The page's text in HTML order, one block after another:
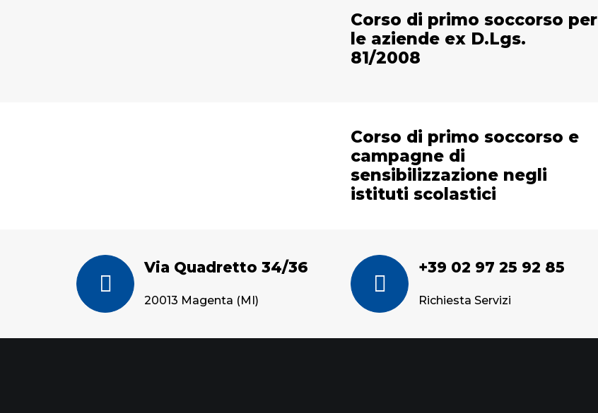
Corso di primo soccorso per
le aziende ex D.Lgs.
81/2008
Corso di primo soccorso e
campagne di
sensibilizzazione negli
istituti scolastici
Via Quadretto 34/36
20013 Magenta (MI)
+39 02 97 25 92 85
Richiesta Servizi